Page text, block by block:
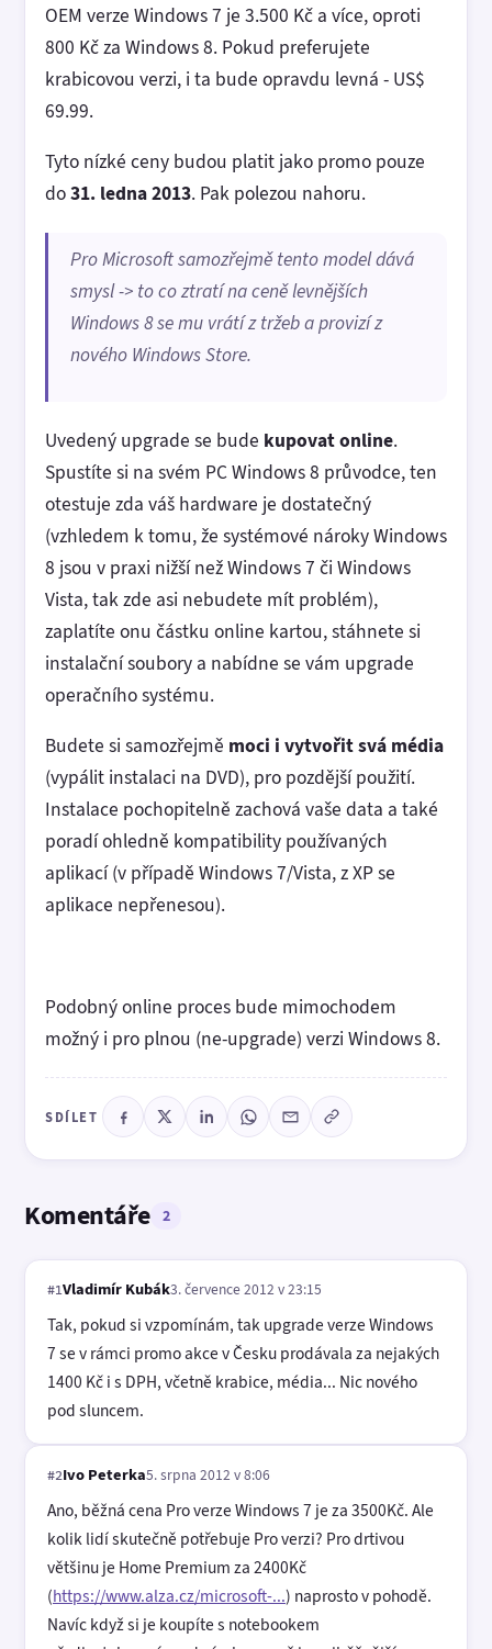
OEM verze Windows 7 je 3.500 Kč a více, oproti
800 Kč za Windows 8. Pokud preferujete
krabicovou verzi, i ta bude opravdu levná - US$
69.99.
Tyto nízké ceny budou platit jako promo pouze
do31. ledna 2013. Pak polezou nahoru.
Pro Microsoft samozřejmě tento model dává
smysl -> to co ztratí na ceně levnějších
Windows 8 se mu vrátí z tržeb a provizí z
nového Windows Store.
Uvedený upgrade se bude kupovat online.
Spustíte si na svém PC Windows 8 průvodce, ten
otestuje zda váš hardware je dostatečný
(vzhledem k tomu, že systémové nároky Windows
8 jsou v praxi nižší než Windows 7 či Windows
Vista, tak zde asi nebudete mít problém),
zaplatíte onu částku online kartou, stáhnete si
instalační soubory a nabídne se vám upgrade
operačního systému.
Budete si samozřejmě moci i vytvořit svá média
(vypálit instalaci na DVD), pro pozdější použití.
Instalace pochopitelně zachová vaše data a také
poradí ohledně kompatibility používaných
aplikací (v případě Windows 7/Vista, z XP se
aplikace nepřenesou).
Podobný online proces bude mimochodem
možný i pro plnou (ne-upgrade) verzi Windows 8.
SDÍLET
Komentáře 2
#1Vladimír Kubák3. července 2012 v 23:15
Tak, pokud si vzpomínám, tak upgrade verze Windows
7 se v rámci promo akce v Česku prodávala za nejakých
1400 Kč i s DPH, včetně krabice, média... Nic nového
pod sluncem.
#2Ivo Peterka5. srpna 2012 v 8:06
Ano, běžná cena Pro verze Windows 7 je za 3500Kč. Ale
kolik lidí skutečně potřebuje Pro verzi? Pro drtivou
většinu je Home Premium za 2400Kč
(https://www.alza.cz/microsoft-...) naprosto v pohodě.
Navíc když si je koupíte s notebookem